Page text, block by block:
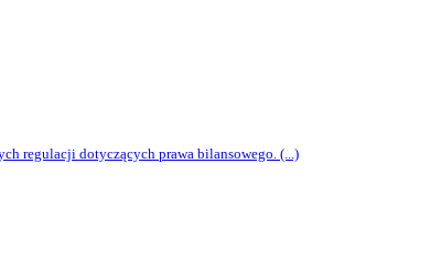
regulacji dotyczących prawa bilansowego. (...)